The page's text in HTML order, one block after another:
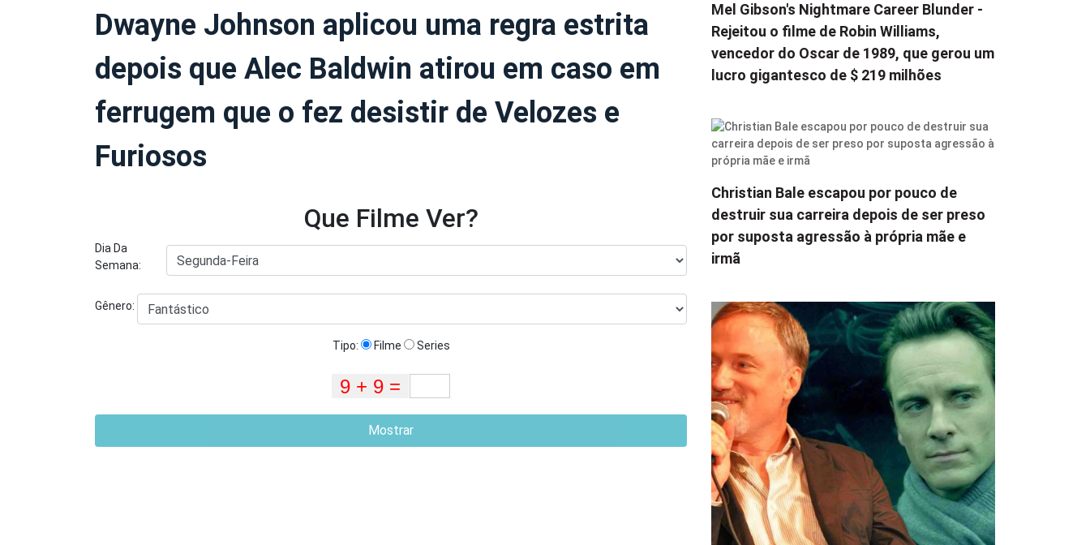
Dwayne Johnson aplicou uma regra estrita
depois que Alec Baldwin atirou em caso em
ferrugem que o fez desistir de Velozes e
Furiosos
Que Filme Ver?
Dia Da
Semana:
Gênero:
Tipo: Filme Series
Mostrar
Mel Gibson's Nightmare Career Blunder -
Rejeitou o filme de Robin Williams,
vencedor do Oscar de 1989, que gerou um
lucro gigantesco de $ 219 milhões
Christian Bale escapou por pouco de
destruir sua carreira depois de ser preso
por suposta agressão à própria mãe e
irmã